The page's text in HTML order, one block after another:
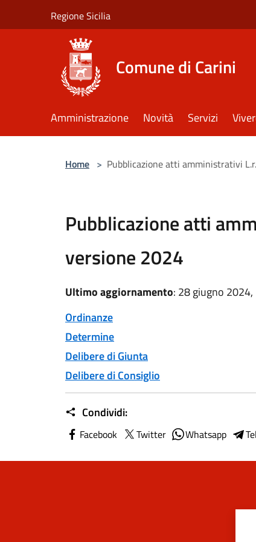
Regione Sicilia
Comune di Carini
Amministrazione Novità Servizi
Home > Pubblicazione atti amministrativi
Pubblicazione atti
versione 2024
Ultimo aggiornamento: 28 giugno
Ordinanze
Determine
Delibere di Giunta
Delibere di Consiglio
Condividi:
Facebook Twitter Whatsapp